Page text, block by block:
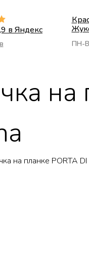
в Яндекс
ПН-
на
на планке PORTA